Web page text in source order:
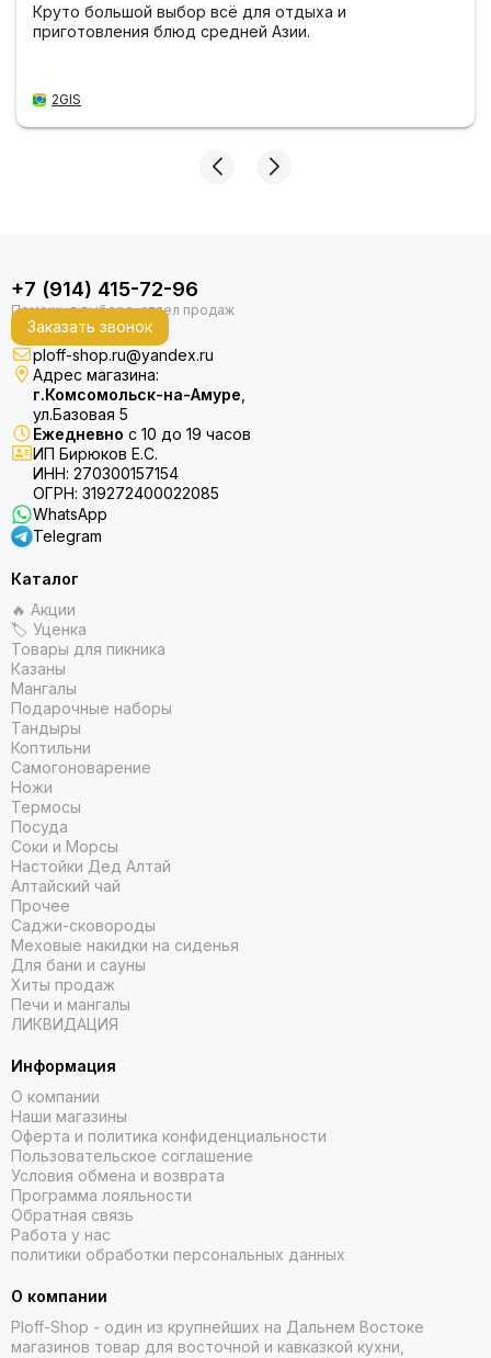
Круто большой выбор всё для отдыха и
приготовления блюд средней Азии.
2GIS
+7 (914) 415-72-96
Заказать звонок
ploff-shop.ru@yandex.ru
Адрес магазина:
г.Комсомольск-на-Амуре
ул.Базовая 5
Ежедневно с 10 до 19 часов
ИП Бирюков Е.С.
ИНН: 270300157154
ОГРН: 319272400022085
WhatsApp
Telegram
Каталог
🔥 Акции
🏷 Уценка
Товары для пикника
Казаны
Мангалы
Подарочные наборы
Тандыры
Коптильни
Самогоноварение
Ножи
Термосы
Посуда
Соки и Морсы
Настойки Дед Алтай
Алтайский чай
Прочее
Саджи-сковороды
Меховые накидки на сиденья
Для бани и сауны
Хиты продаж
Печи и мангалы
ЛИКВИДАЦИЯ
Информация
О компании
Наши магазины
Оферта и политика конфиденциальности
Пользовательское соглашение
Условия обмена и возврата
Программа лояльности
Обратная связь
Работа у нас
политики обработки персональных данных
О компании
Ploff-Shop - один из крупнейших на Дальнем Востоке
магазинов товар для восточной и кавказкой кухни,